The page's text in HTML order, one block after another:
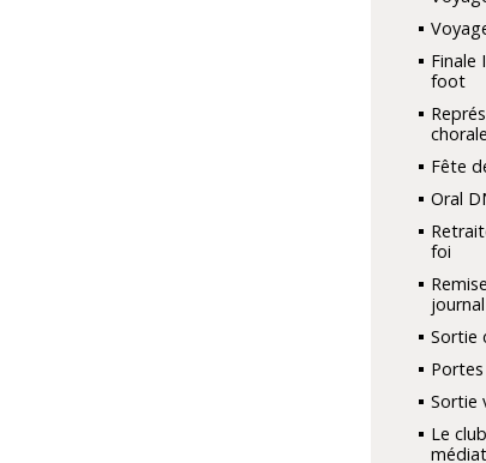
Finale
foot
chorale
Fête
Oral
foi
journal
Sortie
Sortie
Le